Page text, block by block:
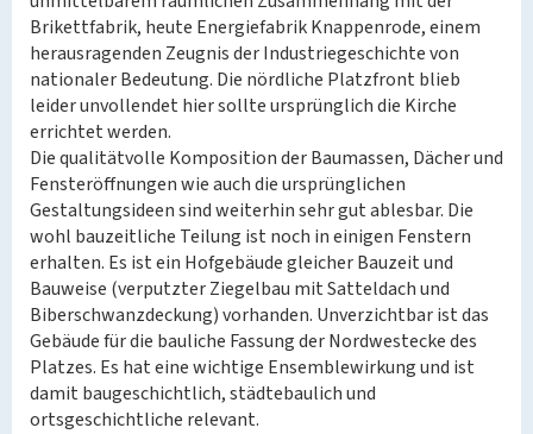
Brikettfabrik, heute Energiefabrik Knappenrode, einem
herausragenden Zeugnis der Industriegeschichte von
nationaler Bedeutung. Die nördliche Platzfront blieb
leider unvollendet hier sollte ursprünglich die Kirche
errichtet werden.
Die qualitätvolle Komposition der Baumassen, Dächer und
Fensteröffnungen wie auch die ursprünglichen
Gestaltungsideen sind weiterhin sehr gut ablesbar. Die
wohl bauzeitliche Teilung ist noch in einigen Fenstern
erhalten. Es ist ein Hofgebäude gleicher Bauzeit und
Bauweise (verputzter Ziegelbau mit Satteldach und
Biberschwanzdeckung) vorhanden. Unverzichtbar ist das
Gebäude für die bauliche Fassung der Nordwestecke des
Platzes. Es hat eine wichtige Ensemblewirkung und ist
damit baugeschichtlich, städtebaulich und
ortsgeschichtliche relevant.